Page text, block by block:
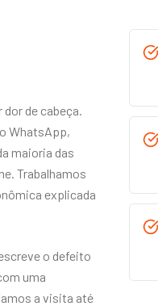
de cabeça.
WhatsApp,
maioria das
Trabalhamos
explicada
o defeito
uma
a visita até